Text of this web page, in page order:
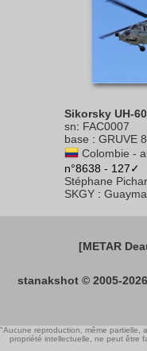
Sikorsky UH-
sn: FAC0007
base : GRUVE
Colombie -
n°8638 - 127✓
Stéphane
SKGY :
[METAR
stanakshot © 2005-2026
"Aucune reproduction, même partielle,
propriété intellectuelle, ne peut être